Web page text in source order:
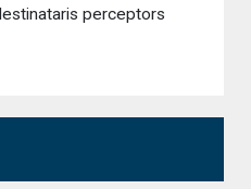
perceptors